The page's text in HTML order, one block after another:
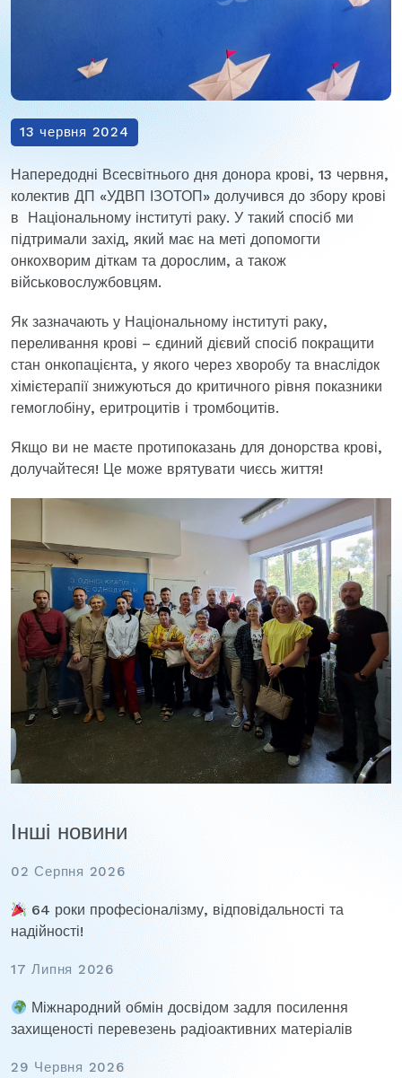
13 червня 2024
Напередодні Всесвітнього дня донора крові, 13 червня,
колектив ДП «УДВП ІЗОТОП» долучився до збору крові
в Національному інституті раку. У такий спосіб ми
підтримали захід, який має на меті допомогти
онкохворим діткам та дорослим, а також
військовослужбовцям.
Як зазначають у Національному інституті раку,
переливання крові – єдиний дієвий спосіб покращити
стан онкопацієнта, у якого через хворобу та внаслідок
хімієтерапії знижуються до критичного рівня показники
гемоглобіну, еритроцитів і тромбоцитів.
Якщо ви не маєте протипоказань для донорства крові,
долучайтеся! Це може врятувати чиєсь життя!
Інші новини
02 Серпня 2026
64 роки професіоналізму, відповідальності та
надійності!
17 Липня 2026
Міжнародний обмін досвідом задля посилення
захищеності перевезень радіоактивних матеріалів
29 Червня 2026